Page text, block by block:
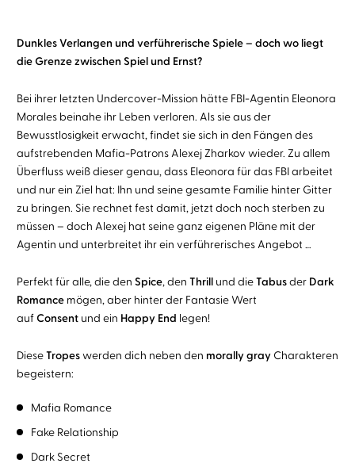
Dunkles Verlangen und verführerische Spiele – doch wo liegt
die Grenze zwischen Spiel und Ernst?
Bei ihrer letzten Undercover-Mission hätte FBI-Agentin Eleonora
Morales beinahe ihr Leben verloren. Als sie aus der
Bewusstlosigkeit erwacht, findet sie sich in den Fängen des
aufstrebenden Mafia-Patrons Alexej Zharkov wieder. Zu allem
Überfluss weiß dieser genau, dass Eleonora für das FBI arbeitet
und nur ein Ziel hat: Ihn und seine gesamte Familie hinter Gitter
zu bringen. Sie rechnet fest damit, jetzt doch noch sterben zu
müssen – doch Alexej hat seine ganz eigenen Pläne mit der
Agentin und unterbreitet ihr ein verführerisches Angebot …
Perfekt für alle, die den Spice, den Thrill und dieTabusder Dark
Romancemögen, aber hinter der Fantasie Wert
aufConsent und ein Happy End legen!
DieseTropeswerden dich neben den morally grayCharakteren
begeistern:
Mafia Romance
Fake Relationship
Dark Secret